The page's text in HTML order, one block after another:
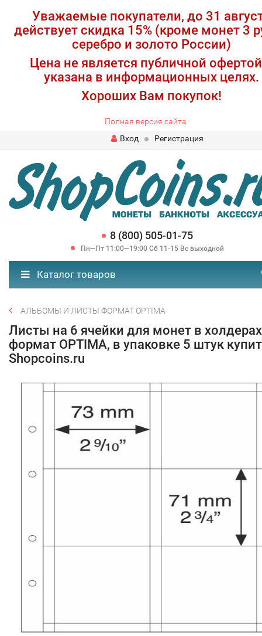
Уважаемые покупатели, до 31
действует скидка 15% (кроме монет 3
серебро и золото России)
Цена не является публичной
указана в информационных целях.
Хороших Вам покупок!
Полная версия сайта
Вход
Регистрация
8 (800) 505-01-75
Пн—Пт 11:00—19:00 Сб 11-15 Вс выходной
Каталог товаров
АЛЬБОМЫ И ЛИСТЫ ФОРМАТ OPTIMA
Листы на 6 ячейки для монет в холдерах
формат OPTIMA, в упаковке 5 штук
Shopcoins.ru